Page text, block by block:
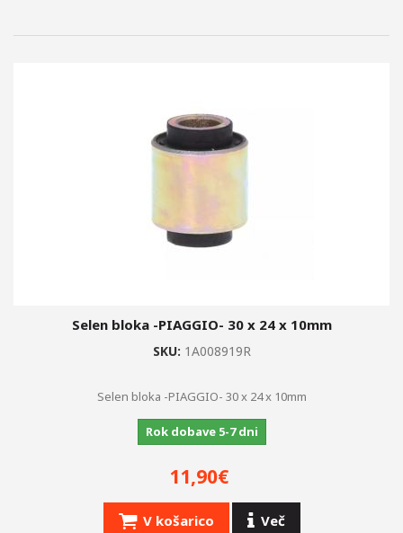
Selen bloka -PIAGGIO- 30 x 24 x 10mm
SKU: 1A008919R
Selen bloka -PIAGGIO- 30 x 24 x 10mm
Rok dobave 5-7 dni
11,90€
V košarico Več